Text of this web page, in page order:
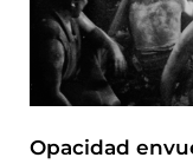
Opacidad